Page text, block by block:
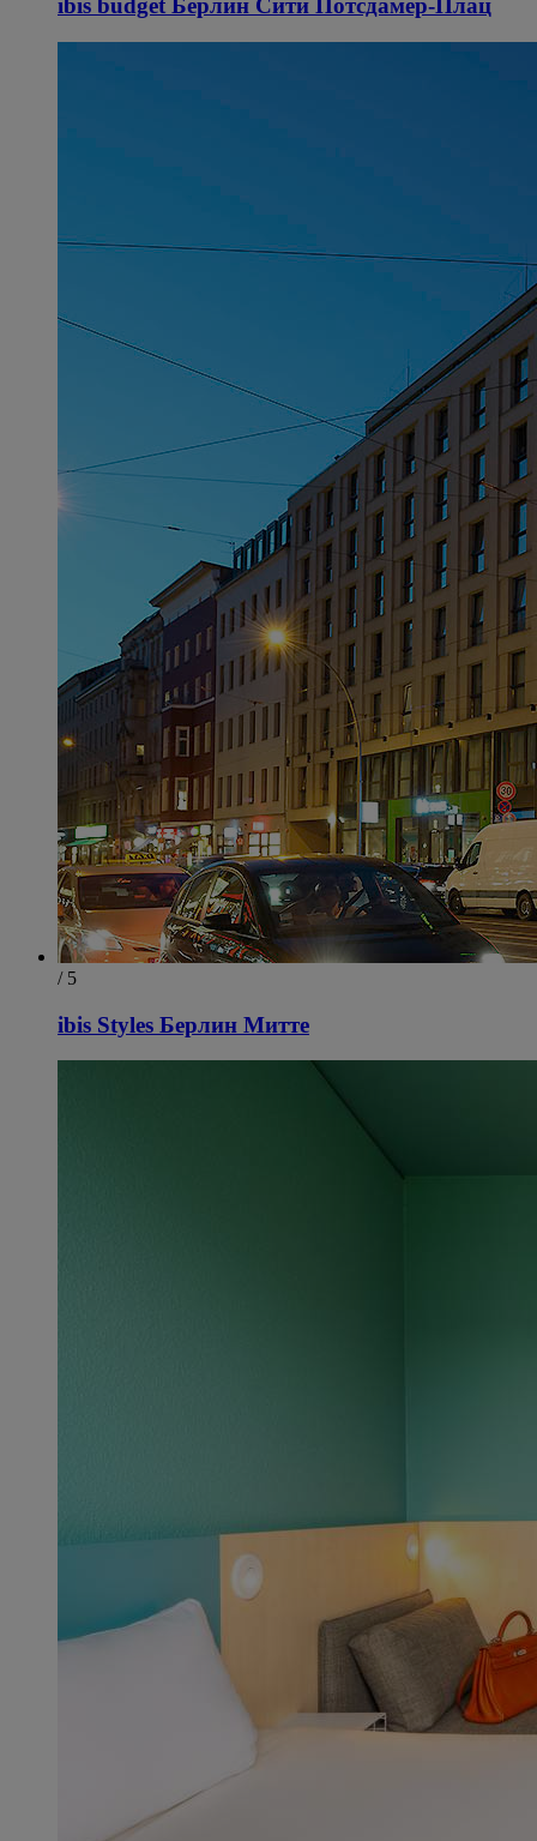
ibis budget Берлин Сити Потсдамер-Плац
/ 5
ibis Styles Берлин Митте